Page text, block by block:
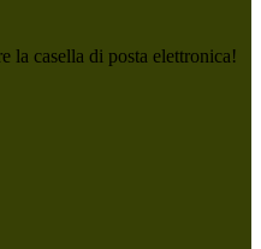
la casella di posta elettronica!